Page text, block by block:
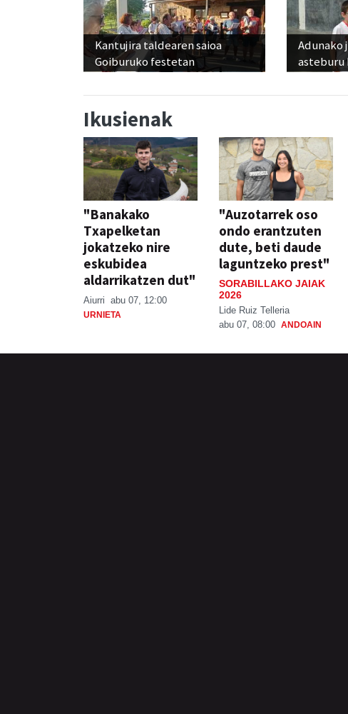
Kantujira taldearen saioa
Goiburuko festetan
Adunako
asteburu
Ikusienak
"Banakako
Txapelketan
jokatzeko nire
eskubidea
aldarrikatzen dut"
Aiurri abu 07, 12:00
URNIETA
"Auzotarrek oso
ondo erantzuten
dute, beti daude
laguntzeko prest"
SORABILLAKO JAIAK
2026
Lide Ruiz Telleria
abu 07, 08:00 ANDOAIN